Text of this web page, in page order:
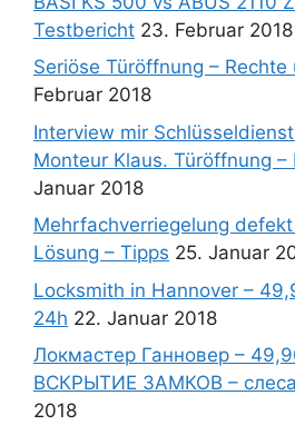
Testbericht 23. Februar 2018
Seriöse Türöffnung –
Februar 2018
Interview mir
Monteur Klaus. Türöffnung –
Januar 2018
Mehrfachverriegelung
Lösung – Tipps 25. Januar
Locksmith in Hannover –
24h 22. Januar 2018
Локмастер Ганновер –
ВСКРЫТИЕ ЗАМКОВ –
2018